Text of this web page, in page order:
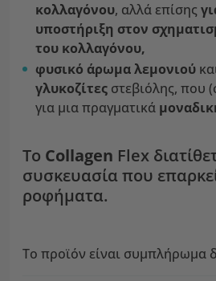
κολλαγόνου, αλλά επίσης
υποστήριξη στον
του κολλαγόνου,
φυσικό άρωμα λεμονιού
γλυκοζίτες στεβιόλης, που
για μια πραγματικά
Το Collagen Flex
συσκευασία που
ροφήματα.
Το προϊόν είναι συμπλήρωμα